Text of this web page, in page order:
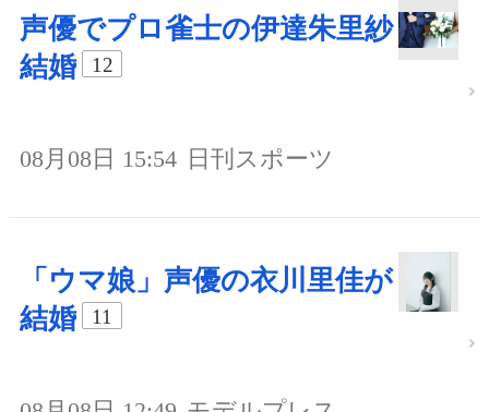
声優でプロ雀士の伊達朱里紗
結婚
12
08月08日 15:54 日刊スポーツ
「ウマ娘」声優の衣川里佳が
結婚
11